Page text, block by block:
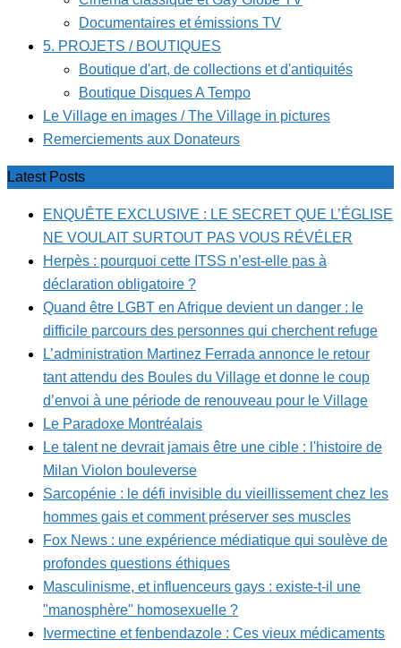
Documentaires et émissions TV
5. PROJETS / BOUTIQUES
Boutique d'art, de collections et d'antiquités
Boutique Disques A Tempo
Le Village en images / The Village in pictures
Remerciements aux Donateurs
Latest Posts
ENQUÊTE EXCLUSIVE : LE SECRET QUE L’ÉGLISE
NE VOULAIT SURTOUT PAS VOUS RÉVÉLER
Herpès : pourquoi cette ITSS n’est-elle pas à
déclaration obligatoire ?
Quand être LGBT en Afrique devient un danger : le
difficile parcours des personnes qui cherchent refuge
L’administration Martinez Ferrada annonce le retour
tant attendu des Boules du Village et donne le coup
d’envoi à une période de renouveau pour le Village
Le Paradoxe Montréalais
Le talent ne devrait jamais être une cible : l'histoire de
Milan Violon bouleverse
Sarcopénie : le défi invisible du vieillissement chez les
hommes gais et comment préserver ses muscles
Fox News : une expérience médiatique qui soulève de
profondes questions éthiques
Masculinisme, et influenceurs gays : existe-t-il une
"manosphère" homosexuelle ?
Ivermectine et fenbendazole : Ces vieux médicaments